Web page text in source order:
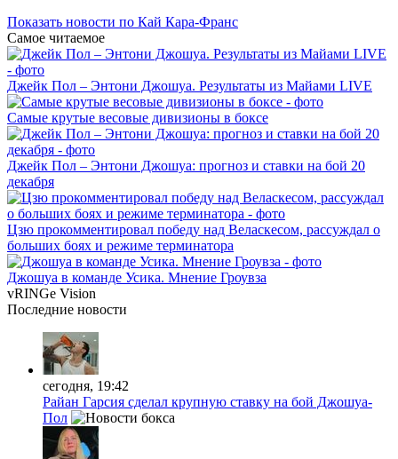
Показать новости по Кай Кара-Франс
Самое читаемое
Джейк Пол – Энтони Джошуа. Результаты из Майами LIVE
Самые крутые весовые дивизионы в боксе
Джейк Пол – Энтони Джошуа: прогноз и ставки на бой 20
декабря
Цзю прокомментировал победу над Веласкесом, рассуждал о
больших боях и режиме терминатора
Джошуа в команде Усика. Мнение Гроувза
vRINGe Vision
Последние новости
сегодня, 19:42
Райан Гарсия сделал крупную ставку на бой Джошуа-
Пол